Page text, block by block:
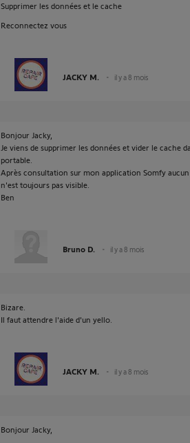
Supprimer les données et le cache
Reconnectez vous
JACKY M. il y a 8 mois
Bonjour Jacky,
Je viens de supprimer les données et vider le cache
portable.
Après consultation sur mon application Somfy
n'est toujours pas visible.
Ben
Bruno D. il y a 8 mois
Bizare.
Il faut attendre l'aide d'un yello.
JACKY M. il y a 8 mois
Bonjour Jacky,